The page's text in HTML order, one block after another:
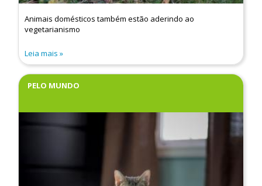
Animais domésticos também estão aderindo ao
vegetarianismo
Leia mais
PELO MUNDO